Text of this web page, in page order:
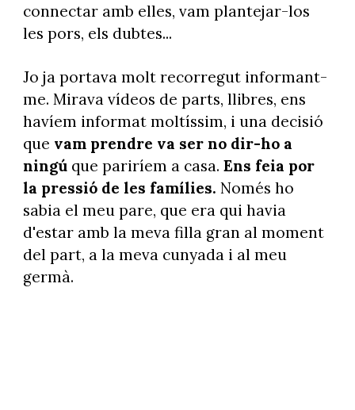
connectar amb elles, vam plantejar-los
les pors, els dubtes...
Jo ja portava molt recorregut informant-
me. Mirava vídeos de parts, llibres, ens
havíem informat moltíssim, i una decisió
que vam prendre va ser no dir-ho a
ningú que pariríem a casa. Ens feia por
la pressió de les famílies. Només ho
sabia el meu pare, que era qui havia
d'estar amb la meva filla gran al moment
del part, a la meva cunyada i al meu
germà.